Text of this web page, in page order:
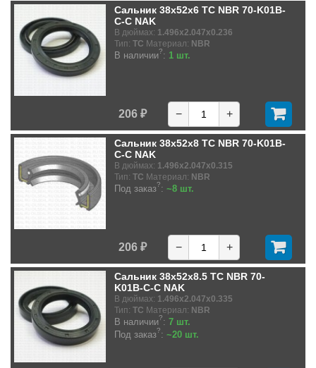
Сальник 38x52x6 TC NBR 70-K01B-
C-C NAK
В дюймах: 1.496x2.047x0.236
Тип: TC Материал: NBR
В наличии?: 1 шт.
206 ₽ − +
Сальник 38x52x8 TC NBR 70-K01B-
C-C NAK
В дюймах: 1.496x2.047x0.315
Тип: TC Материал: NBR
Под заказ?: ~8 шт.
206 ₽ − +
Сальник 38x52x8.5 TC NBR 70-
K01B-C-C NAK
В дюймах: 1.496x2.047x0.335
Тип: TC Материал: NBR
В наличии?: 7 шт.
Под заказ?: ~20 шт.